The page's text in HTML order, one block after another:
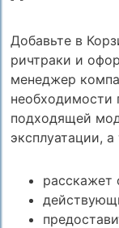
Добавьте в
ричтраки и
менеджер
подходящей
эксплуатации,
расскажет